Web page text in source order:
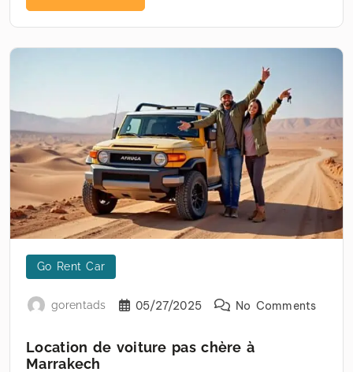
Go Rent Car
gorentads 05/27/2025 No Comments
Location de voiture pas chère à
Marrakech